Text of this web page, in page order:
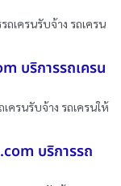
ถเครนรับจ้าง รถเครน
บริการรถเครน
ครนรับจ้าง รถเครนให้
บริการรถ